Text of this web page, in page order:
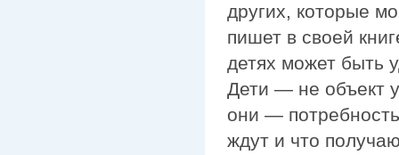
других, которые
пишет в своей
детях может быть
Дети — не объект
они —
ждут и что